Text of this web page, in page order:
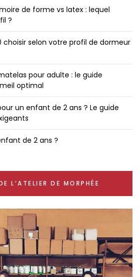
de forme vs latex : lequel
?
choisir selon votre profil de dormeur
pour adulte : le guide
optimal
un enfant de 2 ans ? Le guide
de 2 ans ?
L’ATELIER DE MORPHÉE